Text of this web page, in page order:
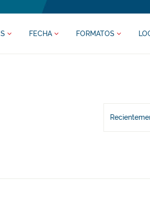
FECHA FORMATOS